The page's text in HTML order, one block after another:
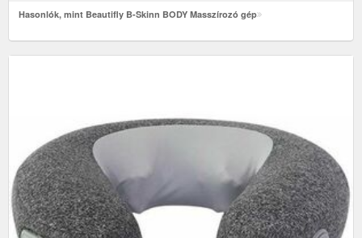
Hasonlók, mint Beautifly B-Skinn BODY Masszírozó gép